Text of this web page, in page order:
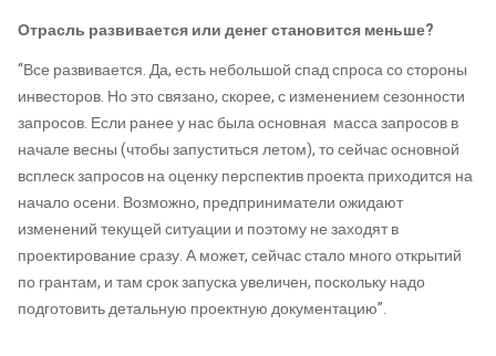
Отрасль развивается или денег становится меньше?
“Все развивается. Да, есть небольшой спад спроса со стороны
инвесторов. Но это связано, скорее, с изменением сезонности
запросов. Если ранее у нас была основная масса запросов в
начале весны (чтобы запуститься летом), то сейчас основной
всплеск запросов на оценку перспектив проекта приходится на
начало осени. Возможно, предприниматели ожидают
изменений текущей ситуации и поэтому не заходят в
проектирование сразу. А может, сейчас стало много открытий
по грантам, и там срок запуска увеличен, поскольку надо
подготовить детальную проектную документацию”.